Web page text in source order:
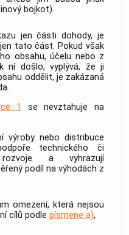
bojkot).
jen části dohody, je
tato část. Pokud však
obsahu, účelu nebo z
ní došlo, vyplývá, že ji
oddělit, je zakázaná
1
se nevztahuje na
výroby nebo distribuce
technického či
rozvoje a vyhrazují
podíl na výhodách z
omezení, která nejsou
cílů podle písmene a),